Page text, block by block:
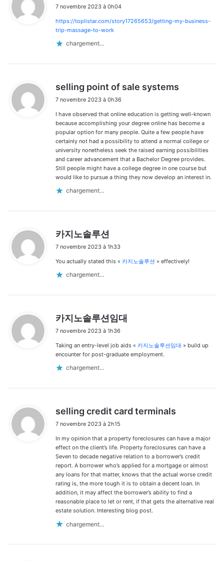
t
7 novembre 2023 à 0h04
https://toplistar.com/story17265653/getting-my-business-
trip-massage-to-work
chargement…
selling point of sale systems
:
7 novembre 2023 à 0h36
I have observed that online education is getting well-known
because accomplishing your degree online has become a
popular option for many people. Quite a few people have
certainly not had a possibility to attend a normal college or
university nonetheless seek the raised earning possibilities
and career advancement that a Bachelor Degree provides.
Still people might have a college degree in one course but
would like to pursue a thing they now develop an interest in.
chargement…
카지노솔루션
t
7 novembre 2023 à 1h33
You actually stated this « 카지노솔루션 » effectively!
chargement…
카지노솔루션임대
:
7 novembre 2023 à 1h36
Taking an entry-level job aids « 카지노솔루션임대 » build up
encounter for post-graduate employment.
chargement…
selling credit card terminals
7 novembre 2023 à 2h15
In my opinion that a property foreclosures can have a major
effect on the client’s life. Property foreclosures can have a
Seven to decade negative relation to a borrower’s credit
report. A borrower who’s applied for a mortgage or almost
any loans for that matter, knows that the actual worse credit
rating is, the more tough it is to obtain a decent loan. In
addition, it may affect the borrower’s ability to find a
reasonable place to let or rent, if that gets the alternative real
estate solution. Interesting blog post.
chargement…